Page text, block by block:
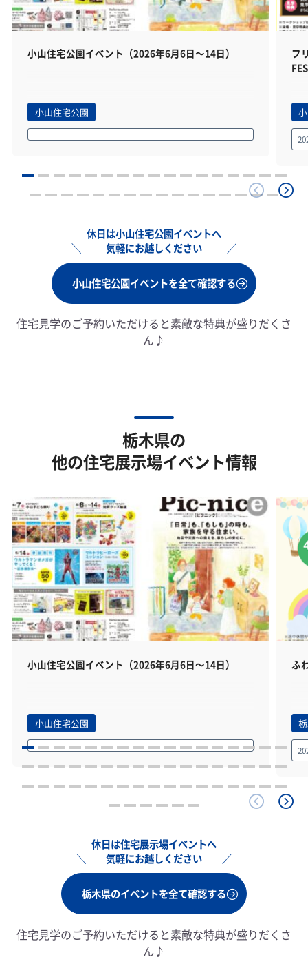
小山住宅公園イベント（2026年6月6日～14日）
小山住宅公園
フ
休日は小山住宅公園イベントへ
気軽にお越しください
小山住宅公園イベントを全て確認する
住宅見学のご予約いただけると素敵な特典が盛りだくさ
ん♪
栃木県の
他の住宅展示場イベント情報
小山住宅公園イベント（2026年6月6日～14日）
小山住宅公園
ふ
休日は住宅展示場イベントへ
気軽にお越しください
栃木県のイベントを全て確認する
住宅見学のご予約いただけると素敵な特典が盛りだくさ
ん♪